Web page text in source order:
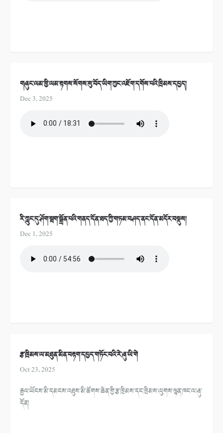
གཞུང་ལམ་གྱི་ལམ་རྟགས་སོགས་སུ་བོད་ཡིག་ཀྱང་འཇོག་དགོས་པའི་ཁྲིམས་དཔྱད།
Dec 3, 2025
རི་ཀླུང་དུ་ཤོག་སྦག་སྒྲོན་པའི་གནད་དོན་ཐད་ཀྱི་གཏམ་བཤད་ནང་དོན་མདོར་བསྡུས།
Dec 1, 2025
རྩ་ཁྲིམས་ལ་མཐུན་མིན་བརྟག་དཔྱད་གཏོང་བའི་རེ་ཞུ་ཡི་གེ
Oct 23, 2025
རྒྱལ་ཡོངས་མི་དམངས་འཐུས་མི་ཚོགས་ཆེན་གྱི་རྩ་ཁྲིམས་དང་ཁྲིམས་ལུགས་ལྷན་ཁང་ལ་ཞུ་
དོན།